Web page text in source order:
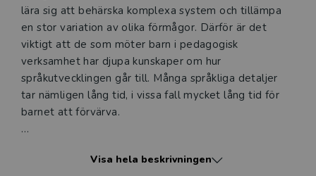
lära sig att behärska komplexa system och tillämpa
en stor variation av olika förmågor. Därför är det
viktigt att de som möter barn i pedagogisk
verksamhet har djupa kunskaper om hur
språkutvecklingen går till. Många språkliga detaljer
tar nämligen lång tid, i vissa fall mycket lång tid för
barnet att förvärva.
teorier om språkutveckling och beskriver på ett
Visa hela beskrivningen